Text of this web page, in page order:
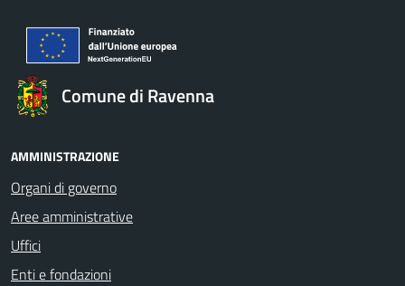
Comune di Ravenna
AMMINISTRAZIONE
Organi di governo
Aree amministrative
Uffici
Enti e fondazioni